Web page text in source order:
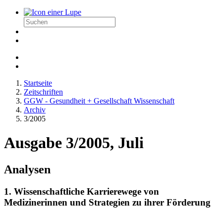
Startseite
Zeitschriften
GGW - Gesundheit + Gesellschaft Wissenschaft
Archiv
3/2005
Ausgabe 3/2005, Juli
Analysen
1. Wissenschaftliche Karrierewege von
Medizinerinnen und Strategien zu ihrer Förderung